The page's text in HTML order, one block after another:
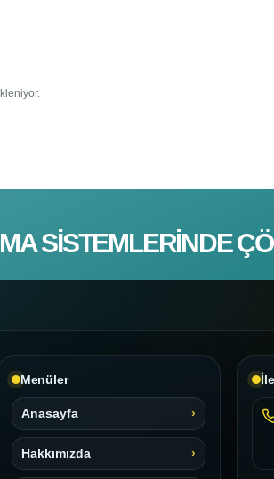
SISTEMLERINDE
Menüler
Anasayfa
Hakkımızda